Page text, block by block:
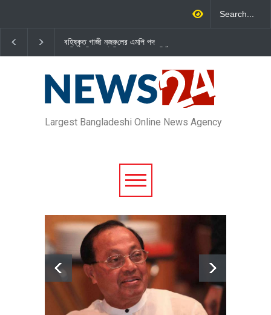
বহিষ্কৃত গাজী নজরু‌লের এম‌পি পদ
বা‌তি‌লে স্পিকার-ইসিকে জামায়া‌তের চি‌ঠি
Largest Bangladeshi Online News Agency